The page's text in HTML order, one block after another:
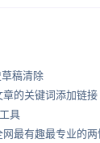
稿清除
的关键词添加链
具
最有趣最专业的